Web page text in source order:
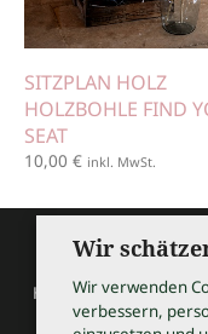
SITZPLAN HOLZ
HOLZBOHLE FIND
SEAT
10,00 € inkl. MwSt.
Wir
Wir verwenden
verbessern,